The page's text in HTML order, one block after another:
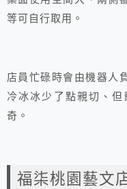
等可自行取用。
店員忙碌時會由機器人
冷冰冰少了點親切、
奇。
福柒桃園藝文